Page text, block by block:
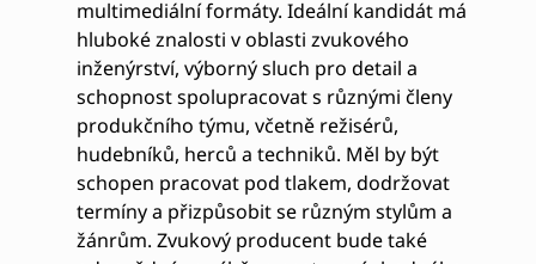
multimediální formáty. Ideální kandidát má
hluboké znalosti v oblasti zvukového
inženýrství, výborný sluch pro detail a
schopnost spolupracovat s různými členy
produkčního týmu, včetně režisérů,
hudebníků, herců a techniků. Měl by být
schopen pracovat pod tlakem, dodržovat
termíny a přizpůsobit se různým stylům a
žánrům. Zvukový producent bude také